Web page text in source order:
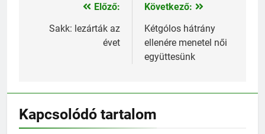
Bejegyzés
navigáció
Előző:
Sakk: lezárták az
évet
Következő:
Kétgólos hátrány
ellenére menetel női
együttesünk
Kapcsolódó tartalom